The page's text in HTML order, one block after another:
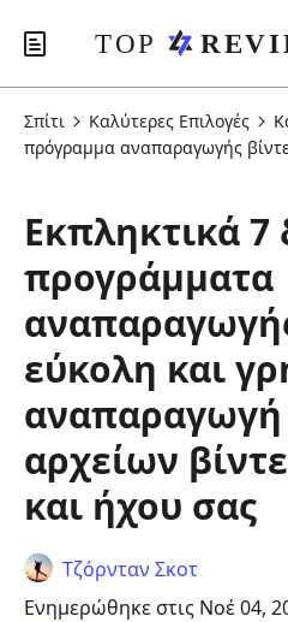
Σπίτι Καλύτερες Επιλογές
πρόγραμμα αναπαραγωγής
Εκπληκτικά 7
προγράμματα
εύκολη και
αρχείων
και ήχου σας
Τζόρνταν Σκοτ
Ενημερώθηκε στις Νοέ 04,